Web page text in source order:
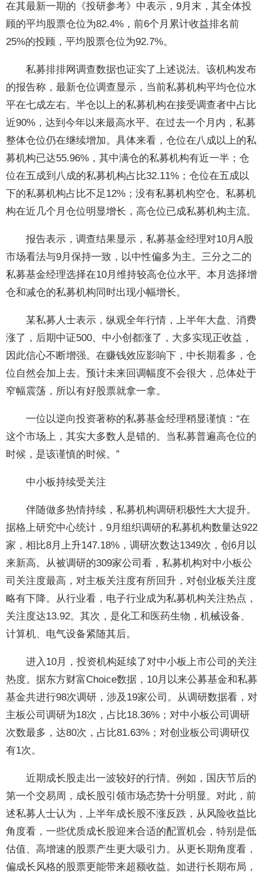
在其最新一期的《投研参考》中表示，9月末，其全体投
顾的平均股票仓位为82.4%，前6个月累计收益排名前
25%的投顾，平均股票仓位为92.7%。
私募排排网调查数据也证实了上述说法。该机构发布
的报告称，最新仓位调查显示，当前私募机构平均仓位水
平在七成左右。半仓以上的私募机构在接受调查者中占比
近90%，达到今年以来最高水平。在过去一个月内，私募
整体仓位仍在继续增加。具体来看，仓位在八成以上的私
募机构已达55.96%，其中满仓的私募机构有近一半；仓
位在五成到八成的私募机构占比32.11%；仓位在五成以
下的私募机构占比不足12%；没有私募机构空仓。私募机
构在近几个月仓位明显增长，高仓位已成私募机构主流。
报告表示，调查结果显示，私募基金经理对10月A股
市场看法与9月保持一致，以中性偏多为主。三分之二的
私募基金经理选择在10月维持较高仓位水平。本月选择增
仓和减仓的私募机构同时出现小幅增长。
某私募人士表示，纵观全年行情，上半年大盘、消费
涨了，后期中证500、中小创都涨了，大多实现正收益，
因此信心不断增强。在赚钱效应影响下，中长期看多，仓
位自然会加上去。预计未来回调幅度不会很大，总体处于
窄幅震荡，所以有好股票就拿一拿。
一位以逆向投资著称的私募基金经理稍显谨慎：“在
这个市场上，其实大多数人是错的。当私募普遍高仓位的
时候，是该谨慎的时候。”
中小板持续受关注
伴随做多热情持续，私募机构调研积极性大大提升。
据格上研究中心统计，9月组织调研的私募机构数量达922
家，相比8月上升147.18%，调研次数达1349次，创6月以
来新高。从被调研的309家公司看，私募机构对中小板公
司关注度最高，对主板关注度有所回升，对创业板关注度
略有下降。从行业看，电子行业成为私募机构关注热点，
关注度达13.92。其次，是化工和医药生物，机械设备、
计算机、电气设备紧随其后。
进入10月，投资机构延续了对中小板上市公司的关注
热度。据东方财富Choice数据，10月以来公募基金和私募
基金共进行98次调研，涉及19家公司。从调研数据看，对
主板公司调研为18次，占比18.36%；对中小板公司调研
次数最多，达80次，占比81.63%；对创业板公司调研仅
有1次。
近期成长股走出一波较好的行情。例如，国庆节后的
第一个交易周，成长股引领市场态势十分明显。对此，前
述私募人士认为，上半年成长股不涨反跌，从风险收益比
角度看，一些优质成长股迎来合适的配置机会，特别是低
估值、高增速的股票产生更大吸引力。从更长期角度看，
偏成长风格的股票更能带来超额收益。如进行长期布局，